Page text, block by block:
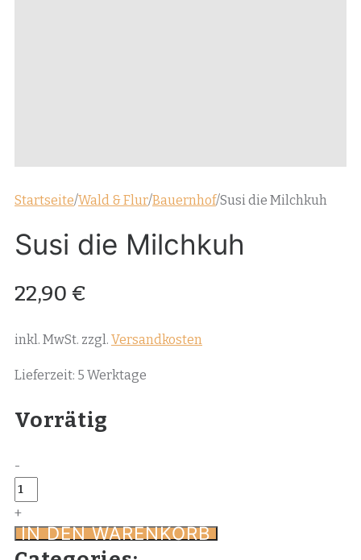
Startseite/Wald & Flur/Bauernhof/Susi die Milchkuh
Susi die Milchkuh
22,90 €
inkl. MwSt. zzgl. Versandkosten
Lieferzeit: 5 Werktage
Vorrätig
-
Susi
die
Milchkuh
Menge
+
IN DEN WARENKORB